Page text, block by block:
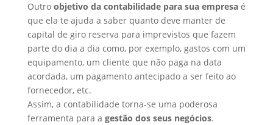
Outro objetivo da contabilidade para sua empresaé
que ela te ajuda a saber quanto deve manter de
capital de giro reserva para imprevistos que fazem
parte do dia a dia como, por exemplo, gastos com um
equipamento, um cliente que não paga na data
acordada, um pagamento antecipado a ser feito ao
fornecedor, etc.
Assim, a contabilidade torna-se uma poderosa
ferramenta para a gestão dos seus negócios.